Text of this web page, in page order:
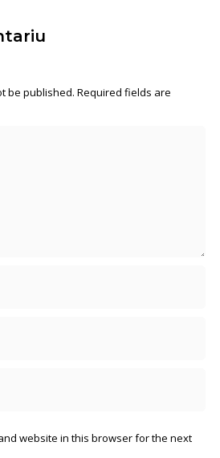
be published. Required fields are
website in this browser for the next